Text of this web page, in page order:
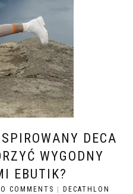
DECA
WYGODNY
EBUTIK?
COMMENTS | DECATHLON